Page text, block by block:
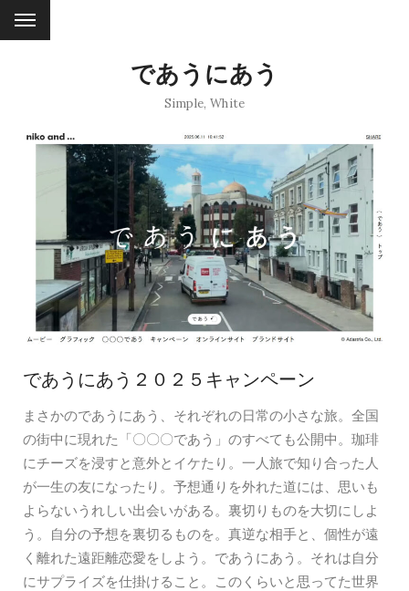
であうにあう
Simple, White
であうにあう２０２５キャンペーン
まさかのであうにあう、それぞれの日常の小さな旅。全国
の街中に現れた「〇〇〇であう」のすべても公開中。珈琲
にチーズを浸すと意外とイケたり。一人旅で知り合った人
が一生の友になったり。予想通りを外れた道には、思いも
よらないうれしい出会いがある。裏切りものを大切にしよ
う。自分の予想を裏切るものを。真逆な相手と、個性が遠
く離れた遠距離恋愛をしよう。であうにあう。それは自分
にサプライズを仕掛けること。このくらいと思ってた世界